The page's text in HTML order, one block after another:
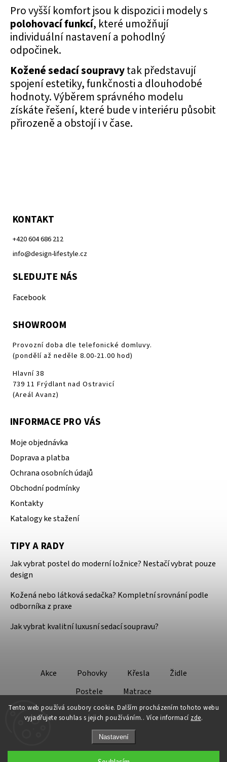
Tento web používá soubory cookie. Dalším procházením tohoto webu
vyjadřujete souhlas s jejich používáním.. Více informací zde.
Nastavení
Pro vyšší komfort jsou k dispozici i modely s
polohovacífunkcí, které umožňují
individuální nastavení a pohodlný
odpočinek.
Kožené sedací soupravytak představují
spojení estetiky, funkčnosti a dlouhodobé
hodnoty. Výběrem správného modelu
získáte řešení, které bude v interiéru působit
přirozeně a obstojí i v čase.
KONTAKT
+420 604 686 212
info@design-lifestyle.cz
SLEDUJTE NÁS
Facebook
SHOWROOM
Provozní doba dle telefonické domluvy.
(pondělí až neděle 8.00-21.00 hod)
Hlavní 38
739 11 Frýdlant nad Ostravicí
(Areál Avanz)
INFORMACE PRO VÁS
Moje objednávka
Doprava a platba
Ochrana osobních údajů
Obchodní podmínky
Kontakty
Katalogy ke stažení
TIPY A RADY
Jak vybrat postel do moderní ložnice? Nestačí vybrat pouze
design
Kožená nebo látková sedačka? Kompletní srovnání podle
odborníka z praxe
Jak vybrat kvalitní luxusní sedací soupravu?
Akce Pohovky Křesla
Židle
Postele
Matrace